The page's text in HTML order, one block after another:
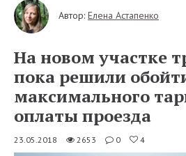
Автор: Елена Астапенко
На новом участке
пока решили
максимального
оплаты проезда
23.05.2018 2653 0 4